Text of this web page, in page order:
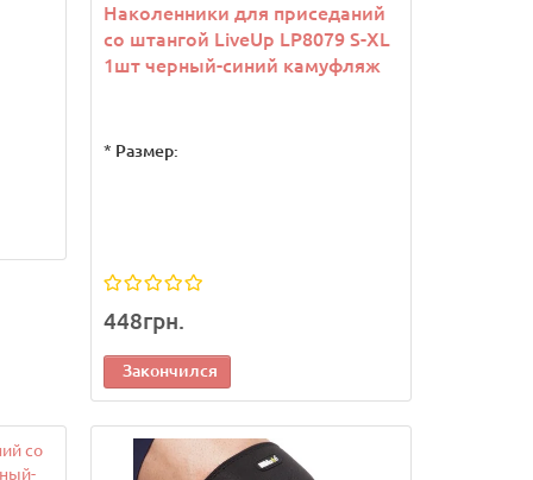
Наколенники для приседаний
со штангой LiveUp LP8079 S-XL
1шт черный-синий камуфляж
* Размер:
448грн.
Закончился